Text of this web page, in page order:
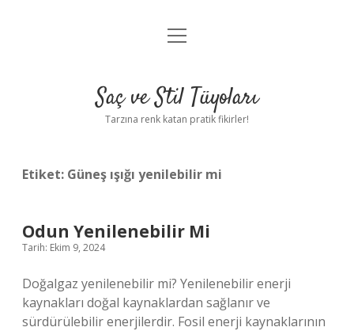
Anasayfa
Yasal Uyarı
menüyü
Saç ve Stil Tüyoları
Tarzına renk katan pratik fikirler!
Etiket: Güneş ışığı yenilebilir mi
Odun Yenilenebilir Mi
Tarih: Ekim 9, 2024
Doğalgaz yenilenebilir mi? Yenilenebilir enerji
kaynakları doğal kaynaklardan sağlanır ve
sürdürülebilir enerjilerdir. Fosil enerji kaynaklarının